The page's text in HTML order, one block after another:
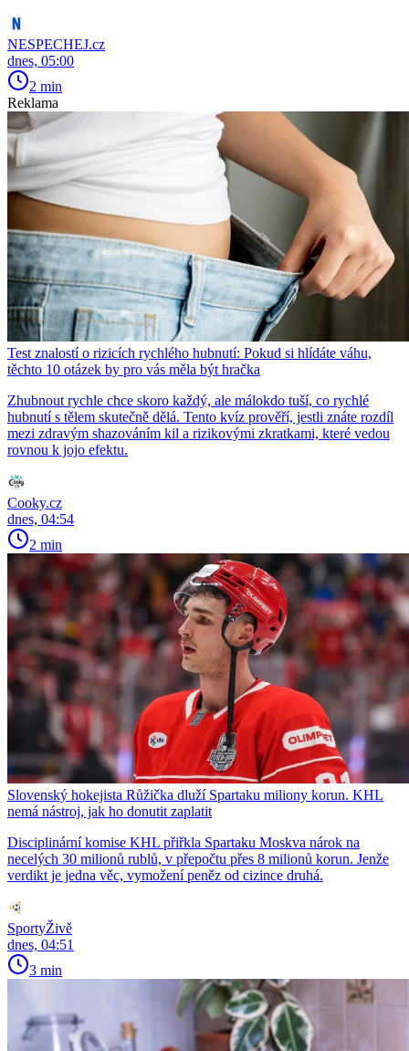
NESPECHEJ.cz
dnes, 05:00
2 min
Reklama
Test znalostí o rizicích rychlého hubnutí: Pokud si hlídáte váhu,
těchto 10 otázek by pro vás měla být hračka
Zhubnout rychle chce skoro každý, ale málokdo tuší, co rychlé
hubnutí s tělem skutečně dělá. Tento kvíz prověří, jestli znáte rozdíl
mezi zdravým shazováním kil a rizikovými zkratkami, které vedou
rovnou k jojo efektu.
Cooky.cz
dnes, 04:54
2 min
Slovenský hokejista Růžička dluží Spartaku miliony korun. KHL
nemá nástroj, jak ho donutit zaplatit
Disciplinární komise KHL přiřkla Spartaku Moskva nárok na
necelých 30 milionů rublů, v přepočtu přes 8 milionů korun. Jenže
verdikt je jedna věc, vymožení peněz od cizince druhá.
SportyŽivě
dnes, 04:51
3 min